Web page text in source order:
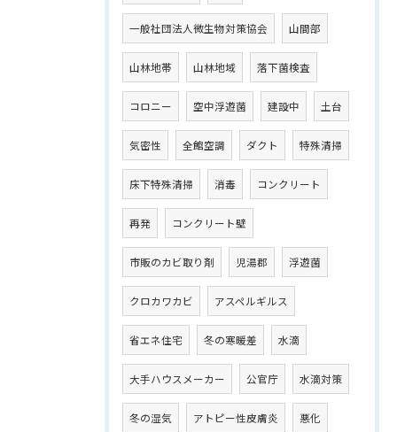
一般社団法人微生物対策協会 山間部
山林地帯 山林地域 落下菌検査
コロニー 空中浮遊菌 建設中 土台
気密性 全館空調 ダクト 特殊清掃
床下特殊清掃 消毒 コンクリート
再発 コンクリート壁
市販のカビ取り剤 児湯郡 浮遊菌
クロカワカビ アスペルギルス
省エネ住宅 冬の寒暖差 水滴
大手ハウスメーカー 公官庁 水滴対策
冬の湿気 アトピー性皮膚炎 悪化